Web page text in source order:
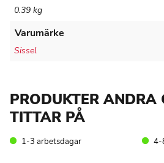
0.39 kg
Varumärke
Sissel
PRODUKTER ANDRA
TITTAR PÅ
1-3 arbetsdagar 4-